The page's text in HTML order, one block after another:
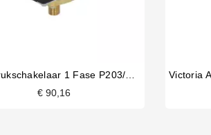
Sirai Drukschakelaar 1 Fase P203/T01 20A
€ 90,16